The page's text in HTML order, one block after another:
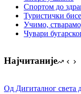
Спортом до
Туристички
Учимо,
Чувари
Најчитаније
Од Дигиталног света